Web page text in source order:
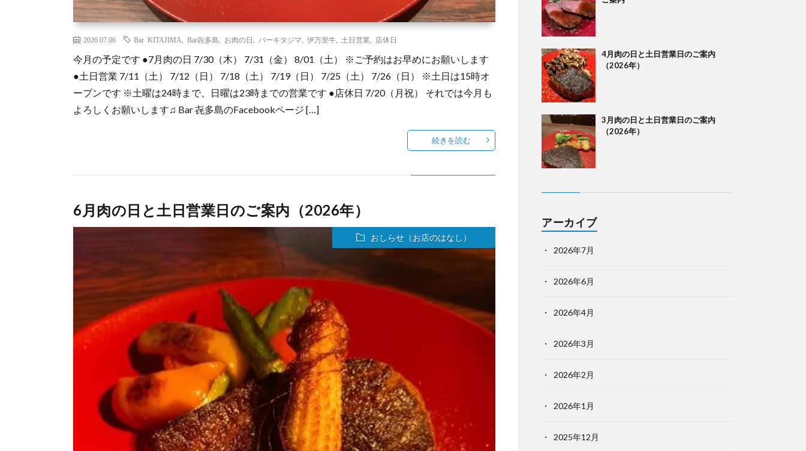
2026.07.06 Bar KITAJIMA Bar㐂多島 お肉の日 バーキタジマ 伊万里牛 土日営業 店休日
今月の予定です ●7月肉の日 7/30（木） 7/31（金） 8/01（土） ※ご予約はお早めにお願いします
●土日営業 7/11（土） 7/12（日） 7/18（土） 7/19（日） 7/25（土） 7/26（日） ※土日は15時オ
ープンです ※土曜は24時まで、日曜は23時までの営業です ●店休日 7/20（月祝） それでは今月も
よろしくお願いします♫ Bar 㐂多島のFacebookページ […]
続きを読む
6月肉の日と土日営業日のご案内（2026年）
おしらせ（お店のはなし）
4月肉の日と土日営業日のご案内
（2026年）
3月肉の日と土日営業日のご案内
（2026年）
アーカイブ
2026年7月
2026年6月
2026年4月
2026年3月
2026年2月
2026年1月
2025年12月